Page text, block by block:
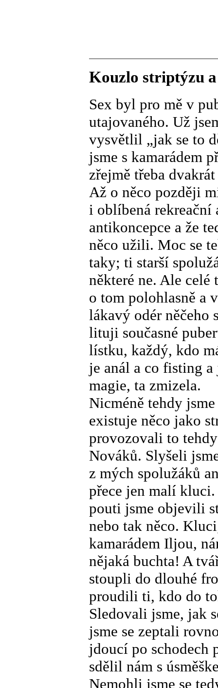
Kouzlo striptýzu
Sex byl pro mě v
utajovaného. Už
vysvětlil „jak se to
jsme s kamarádem
zřejmě třeba
Až o něco později
i oblíbená rekreační
antikoncepce a že
něco užili. Moc se
taky; ti starší
některé ne. Ale
o tom polohlasně a
lákavý odér něčeho
lituji současné
lístku, každý, kdo
je anál a co fisting
magie, ta zmizela.
Nicméně tehdy
existuje něco jako
provozovali to
Nováků. Slyšeli
z mých spolužáků
přece jen malí
pouti jsme objevili
nebo tak něco.
kamarádem Iljou,
nějaká buchta! A
stoupli do dlouhé
proudili ti, kdo do
Sledovali jsme, jak
jsme se zeptali
jdoucí po schodech
sdělil nám s
Nemohli jsme se